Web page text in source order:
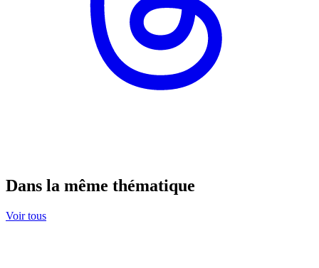
Dans la même thématique
Voir tous